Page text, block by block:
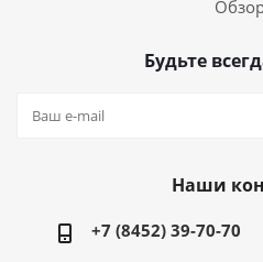
Будьте
Наши
+7 (8452) 39-70-70